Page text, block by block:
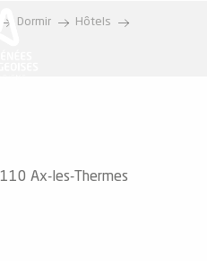
Dormir
Hôtels
Ax-les-Thermes